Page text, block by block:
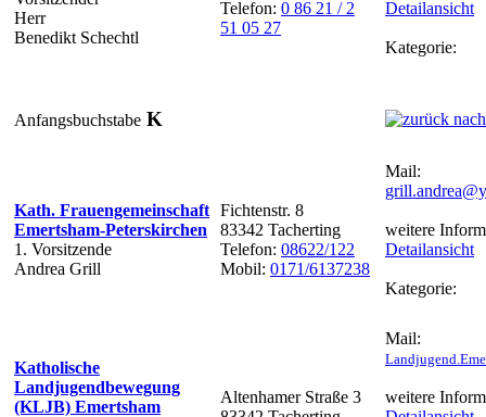
Herr
Benedikt Schechtl
Telefon: 0 86 21 / 2
51 05 27
Detailansicht
Kategorie:
Anfangsbuchstabe K
Kath. Frauengemeinschaft
Emertsham-Peterskirchen
1. Vorsitzende
Andrea Grill
Fichtenstr. 8
83342 Tacherting
Telefon: 08622/122
Mobil: 0171/6137238
Mail:
weitere
Detailansicht
Kategorie:
Katholische
Landjugendbewegung
(KLJB) Emertsham
Altenhamer Straße 3
Mail:
weitere